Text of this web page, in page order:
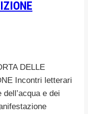
DELLE
Incontri letterari
e dei